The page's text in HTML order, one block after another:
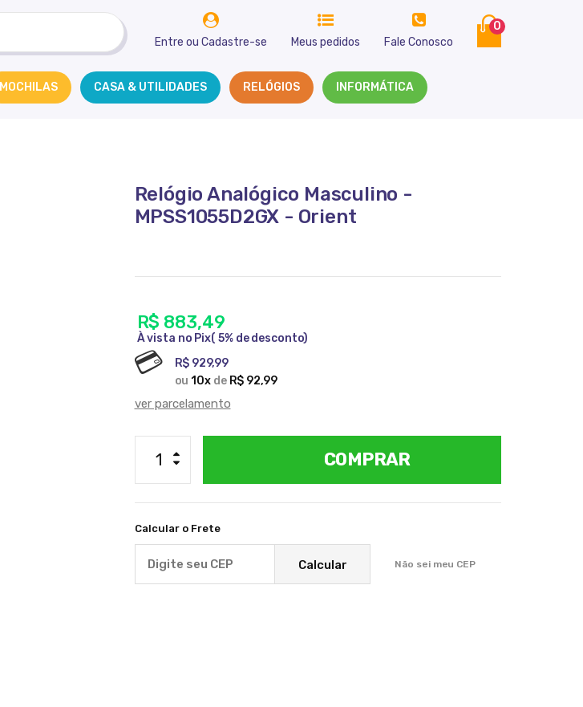
Entre ou Cadastre-se Meus pedidos Fale Conosco
0
MOCHILAS CASA & UTILIDADES RELÓGIOS INFORMÁTICA
Relógio Analógico Masculino -
MPSS1055D2GX - Orient
R$ 929,99
ou10xde R$ 92,99
R$ 883,49
ver parcelamento
COMPRAR
Calcular o Frete
Calcular Não sei meu CEP